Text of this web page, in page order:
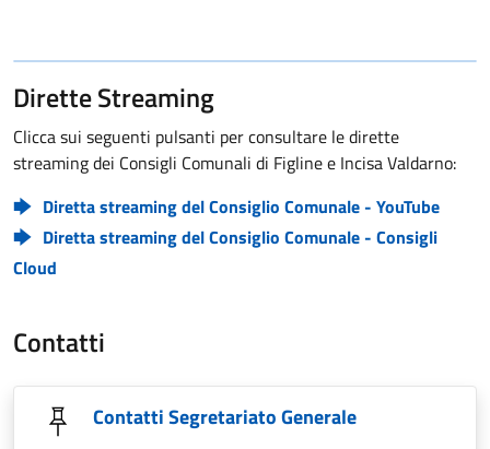
Dirette Streaming
Clicca sui seguenti pulsanti per consultare le dirette
streaming dei Consigli Comunali di Figline e Incisa Valdarno:
Diretta streaming del Consiglio Comunale - YouTube
Diretta streaming del Consiglio Comunale - Consigli
Cloud
Contatti
Contatti Segretariato Generale